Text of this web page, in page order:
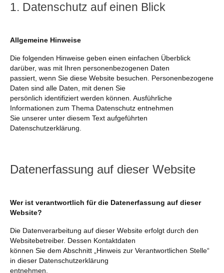
1. Datenschutz auf einen Blick
Allgemeine Hinweise
Die folgenden Hinweise geben einen einfachen Überblick
darüber, was mit Ihren personenbezogenen Daten
passiert, wenn Sie diese Website besuchen. Personenbezogene
Daten sind alle Daten, mit denen Sie
persönlich identifiziert werden können. Ausführliche
Informationen zum Thema Datenschutz entnehmen
Sie unserer unter diesem Text aufgeführten
Datenschutzerklärung.
Datenerfassung auf dieser Website
Wer ist verantwortlich für die Datenerfassung auf dieser
Website?
Die Datenverarbeitung auf dieser Website erfolgt durch den
Websitebetreiber. Dessen Kontaktdaten
können Sie dem Abschnitt „Hinweis zur Verantwortlichen Stelle“
in dieser Datenschutzerklärung
entnehmen.